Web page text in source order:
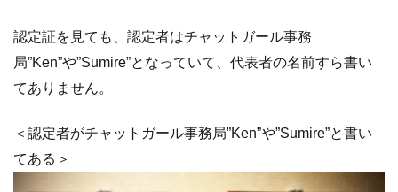
認定証を見ても、認定者はチャットガール事務
局”Ken”や”Sumire”となっていて、代表者の名前すら書い
てありません。
＜認定者がチャットガール事務局”Ken”や”Sumire”と書い
てある＞